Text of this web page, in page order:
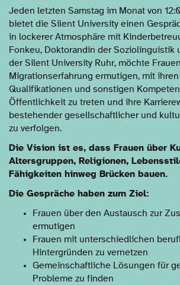
Jeden letzten Samstag im Monat von
bietet die Silent University einen
in lockerer Atmosphäre mit
Fonkeu, Doktorandin der Soziolinguistik
der Silent University Ruhr, möchte
Migrationserfahrung ermutigen, mit
Qualifikationen und sonstigen
Öffentlichkeit zu treten und ihre
bestehender gesellschaftlicher und
zu verfolgen.
Die Vision ist es, dass Frauen über
Altersgruppen, Religionen,
Fähigkeiten hinweg Brücken bauen.
Die Gespräche haben zum Ziel:
Frauen über den Austausch zur
ermutigen
Frauen mit unterschiedlichen
Hintergründen zu vernetzen
Gemeinschaftliche Lösungen für
Probleme zu finden